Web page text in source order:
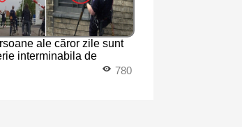
ale căror zile sunt
interminabila de
780